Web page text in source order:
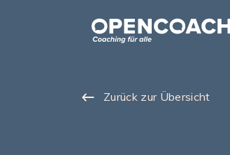
Open Coach
Zurück zur Übersicht